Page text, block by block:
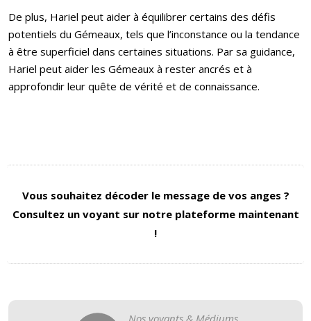
De plus, Hariel peut aider à équilibrer certains des défis
potentiels du Gémeaux, tels que l’inconstance ou la tendance
à être superficiel dans certaines situations. Par sa guidance,
Hariel peut aider les Gémeaux à rester ancrés et à
approfondir leur quête de vérité et de connaissance.
Vous souhaitez décoder le message de vos anges ?
Consultez un voyant sur notre plateforme maintenant
!
Nos voyants & Médiums